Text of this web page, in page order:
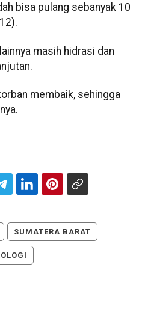
bisa pulang sebanyak 10
masih hidrasi dan
membaik, sehingga
SUMATERA BARAT